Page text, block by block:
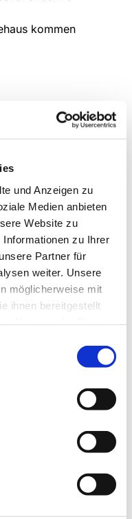
und Anzeigen zu
Medien anbieten
Website zu
zu Ihrer
Partner für
weiter. Unsere
möglicherweise mit
ihnen bereitgestellt
kommen